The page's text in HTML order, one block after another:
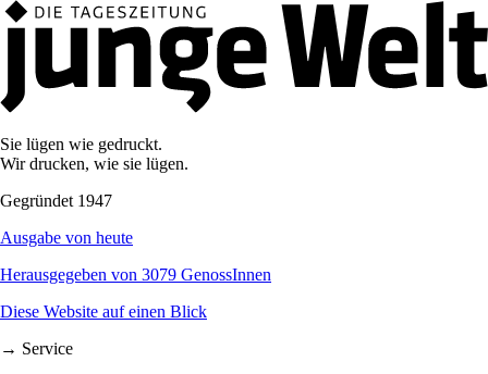
Sie lügen wie gedruckt.
Wir drucken, wie sie lügen.
Gegründet 1947
Ausgabe von heute
Herausgegeben von 3079 GenossInnen
Diese Website auf einen Blick
→ Service